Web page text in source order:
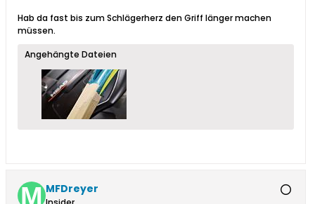
Hab da fast bis zum Schlägerherz den Griff länger machen
müssen.
Angehängte Dateien
MFDreyer